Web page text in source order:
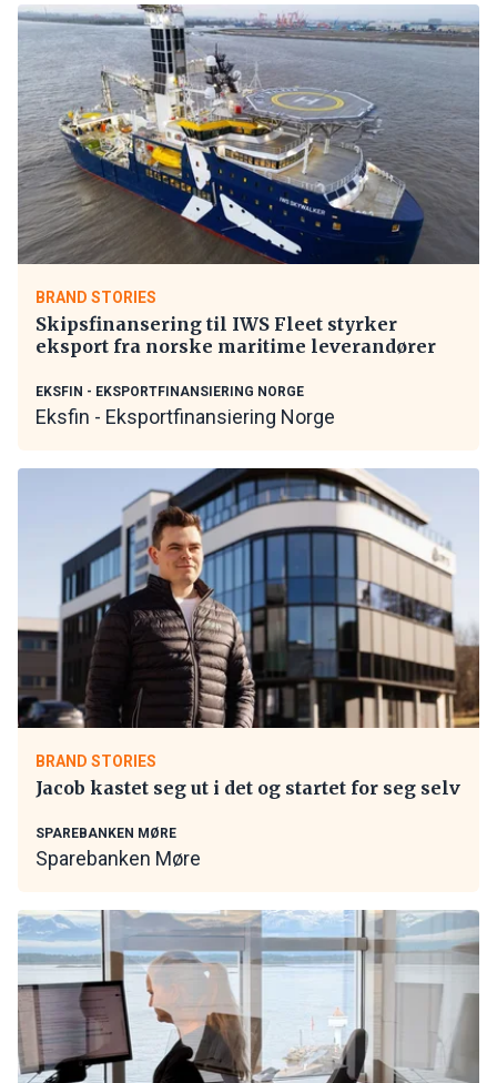
BRAND STORIES
Skipsfinansering til IWS Fleet styrker
eksport fra norske maritime leverandører
EKSFIN - EKSPORTFINANSIERING NORGE
Eksfin - Eksportfinansiering Norge
BRAND STORIES
Jacob kastet seg ut i det og startet for seg selv
SPAREBANKEN MØRE
Sparebanken Møre